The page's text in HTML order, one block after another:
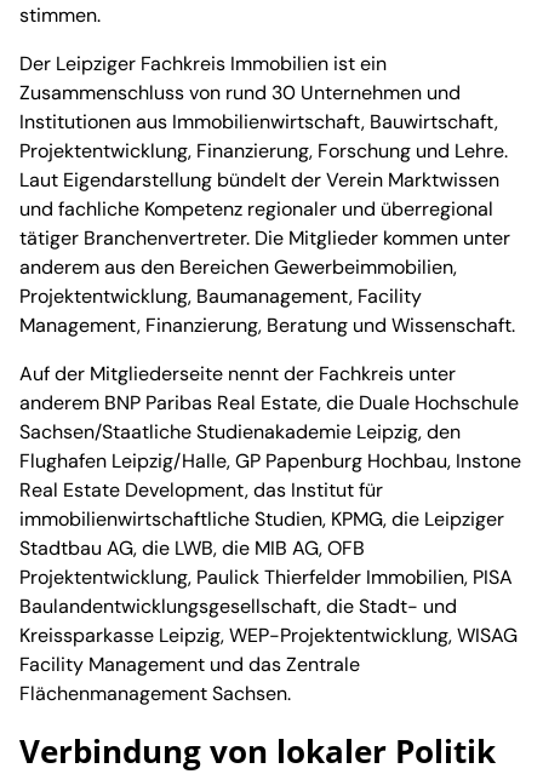
stimmen.
Der Leipziger Fachkreis Immobilien ist ein
Zusammenschluss von rund 30 Unternehmen und
Institutionen aus Immobilienwirtschaft, Bauwirtschaft,
Projektentwicklung, Finanzierung, Forschung und Lehre.
Laut Eigendarstellung bündelt der Verein Marktwissen
und fachliche Kompetenz regionaler und überregional
tätiger Branchenvertreter. Die Mitglieder kommen unter
anderem aus den Bereichen Gewerbeimmobilien,
Projektentwicklung, Baumanagement, Facility
Management, Finanzierung, Beratung und Wissenschaft.
Auf der Mitgliederseite nennt der Fachkreis unter
anderem BNP Paribas Real Estate, die Duale Hochschule
Sachsen/Staatliche Studienakademie Leipzig, den
Flughafen Leipzig/Halle, GP Papenburg Hochbau, Instone
Real Estate Development, das Institut für
immobilienwirtschaftliche Studien, KPMG, die Leipziger
Stadtbau AG, die LWB, die MIB AG, OFB
Projektentwicklung, Paulick Thierfelder Immobilien, PISA
Baulandentwicklungsgesellschaft, die Stadt- und
Kreissparkasse Leipzig, WEP-Projektentwicklung, WISAG
Facility Management und das Zentrale
Flächenmanagement Sachsen.
Verbindung von lokaler Politik